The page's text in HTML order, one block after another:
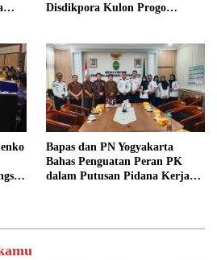
Disdikpora Kulon Progo
Bapas dan PN Yogyakarta
Bahas Penguatan Peran PK
dalam Putusan Pidana Kerja